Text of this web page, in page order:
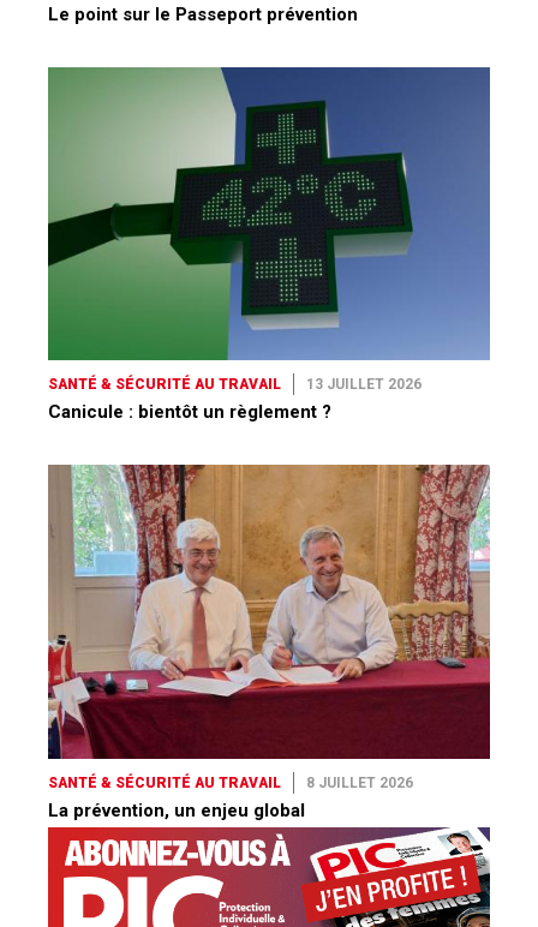
Le point sur le Passeport prévention
SANTÉ & SÉCURITÉ AU TRAVAIL 13 JUILLET 2026
Canicule : bientôt un règlement ?
SANTÉ & SÉCURITÉ AU TRAVAIL 8 JUILLET 2026
La prévention, un enjeu global